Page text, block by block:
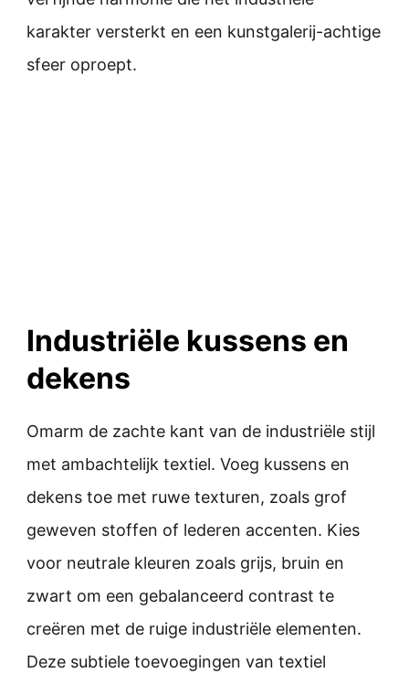
karakter versterkt en een kunstgalerij-achtige
sfeer oproept.
Industriële kussens en
dekens
Omarm de zachte kant van de industriële stijl
met ambachtelijk textiel. Voeg kussens en
dekens toe met ruwe texturen, zoals grof
geweven stoffen of lederen accenten. Kies
voor neutrale kleuren zoals grijs, bruin en
zwart om een gebalanceerd contrast te
creëren met de ruige industriële elementen.
Deze subtiele toevoegingen van textiel